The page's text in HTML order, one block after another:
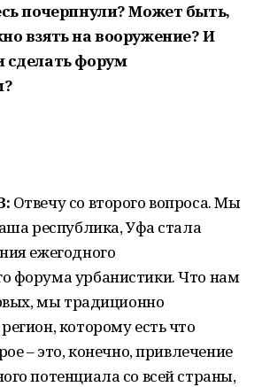
почерпнули? Может быть,
взять на вооружение? И
сделать форум
Отвечу со второго вопроса. Мы
республика, Уфа стала
ежегодного
форума урбанистики. Что нам
мы традиционно
которому есть что
– это, конечно, привлечение
потенциала со всей страны,